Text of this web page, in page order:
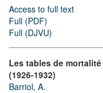
Access to full text
Full (PDF)
Full (DJVU)
Les tables de
(1926-1932)
Barriol, A.